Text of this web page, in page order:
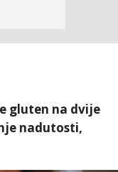
gluten na dvije
nadutosti,